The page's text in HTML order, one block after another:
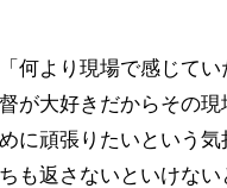
何より現場で感じて
が大好きだからその
に頑張りたいという
も返さないといけな